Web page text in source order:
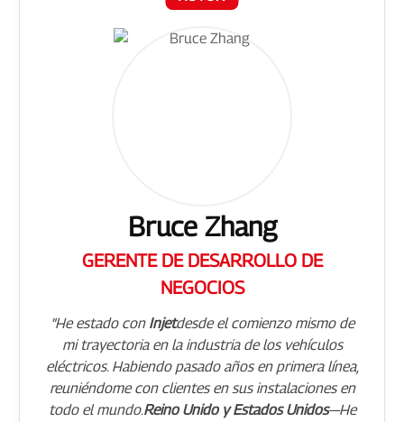
Bruce Zhang
GERENTE DE DESARROLLO DE
NEGOCIOS
"He estado conInjetdesde el comienzo mismo de
mi trayectoria en la industria de los vehículos
eléctricos. Habiendo pasado años en primera línea,
reuniéndome con clientes en sus instalaciones en
todo el mundo.Reino Unido y Estados Unidos—He